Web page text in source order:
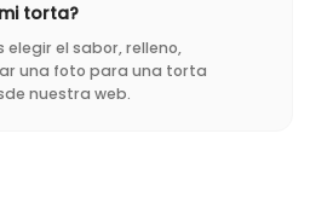
torta?
elegir el sabor, relleno,
una foto para una torta
nuestra web.